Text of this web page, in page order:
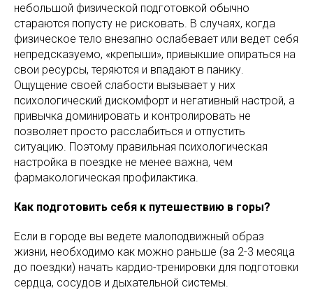
небольшой физической подготовкой обычно
стараются попусту не рисковать. В случаях, когда
физическое тело внезапно ослабевает или ведет себя
непредсказуемо, «крепыши», привыкшие опираться на
свои ресурсы, теряются и впадают в панику.
Ощущение своей слабости вызывает у них
психологический дискомфорт и негативный настрой, а
привычка доминировать и контролировать не
позволяет просто расслабиться и отпустить
ситуацию. Поэтому правильная психологическая
настройка в поездке не менее важна, чем
фармакологическая профилактика.
Как подготовить себя к путешествию в горы?
Если в городе вы ведете малоподвижный образ
жизни, необходимо как можно раньше (за 2-3 месяца
до поездки) начать кардио-тренировки для подготовки
сердца, сосудов и дыхательной системы.